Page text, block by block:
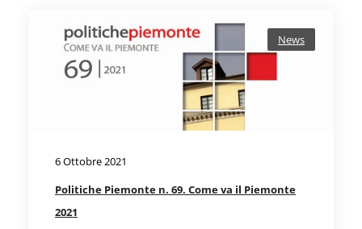
News
6 Ottobre 2021
Politiche Piemonte n. 69. Come va il Piemonte
2021